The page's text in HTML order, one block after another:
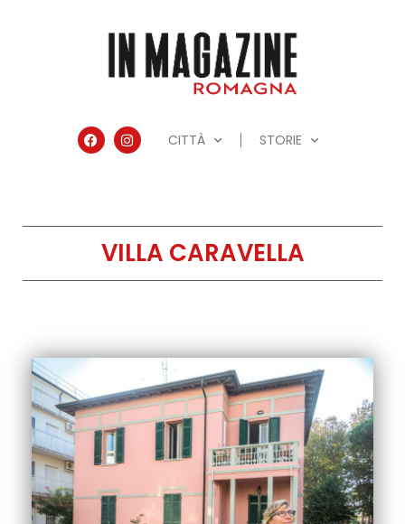
CITTÀ STORIE
VILLA CARAVELLA